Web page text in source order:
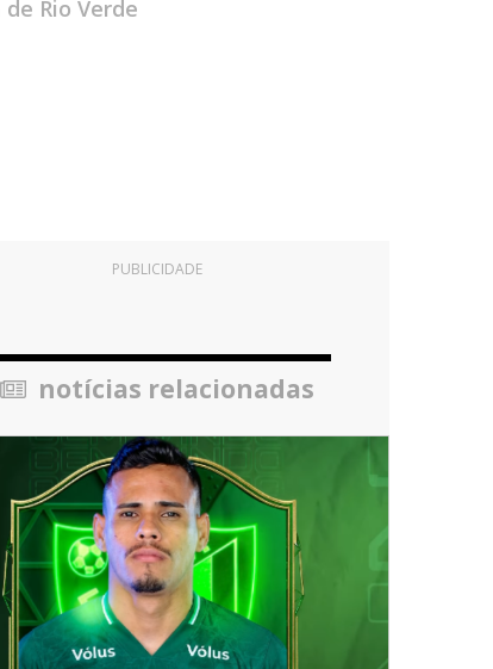
Rio Verde
PUBLICIDADE
notícias relacionadas